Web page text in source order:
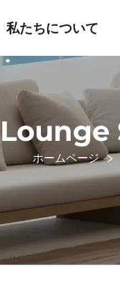
私たちについて
Lounge
ホームページ